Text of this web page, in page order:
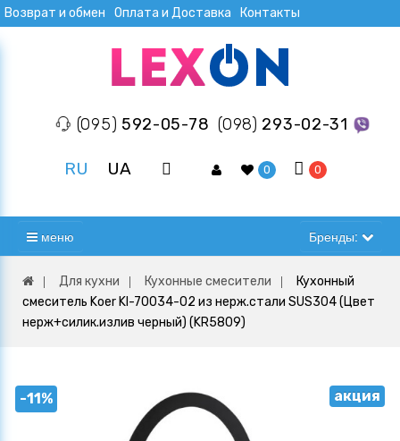
Возврат и обмен Оплата и Доставка Контакты
(095) 592-05-78 (098) 293-02-31
RU UA 0 0
меню Бренды:
Для кухни Кухонные смесители
Кухонный
смеситель Koer KI-70034-02 из нерж.стали SUS304 (Цвет
нерж+силик.излив черный) (KR5809)
-11% акция